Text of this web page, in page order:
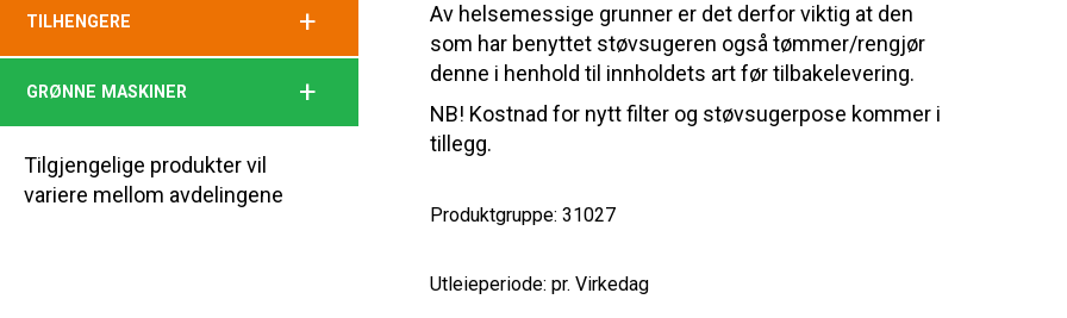
TILHENGERE +
GRØNNE MASKINER +
Tilgjengelige produkter vil
variere mellom avdelingene
Av helsemessige grunner er det derfor viktig at den
som har benyttet støvsugeren også tømmer/rengjør
denne i henhold til innholdets art før tilbakelevering.
NB! Kostnad for nytt filter og støvsugerpose kommer i
tillegg.
Produktgruppe: 31027
Utleieperiode: pr. Virkedag